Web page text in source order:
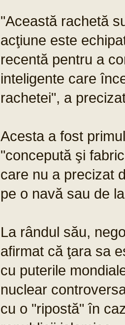
"Această rachetă
acţiune este
recentă pentru a
inteligente care
rachetei", a
Acesta a fost
"concepută şi
care nu a precizat
pe o navă sau de
La rândul său,
afirmat că ţara sa
cu puterile
nuclear
cu o "ripostă" în